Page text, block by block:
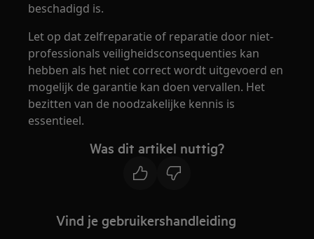
beschadigd is.
Let op dat zelfreparatie of reparatie door niet-
professionals veiligheidsconsequenties kan
hebben als het niet correct wordt uitgevoerd en
mogelijk de garantie kan doen vervallen. Het
bezitten van de noodzakelijke kennis is
essentieel.
Was dit artikel nuttig?
Vind je gebruikershandleiding